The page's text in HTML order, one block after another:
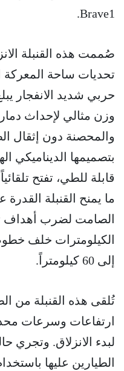
Brave1.
صُممت هذه القنبلة
تحديات ساحة
وزن مثالي لإحداث
والمحصنة دون إثقال
بتصميمها الديناميكي
قابلة للطي، تفتح
ما يمنح القنبلة القدرة
الصامت لضرب
الكيلومترات خلف
إلى 60 كيلومتراً.
تُلقى هذه القنبلة من
ارتفاعات وسرعات
لبدء الانزلاق. وتجري
الطيارين عليها